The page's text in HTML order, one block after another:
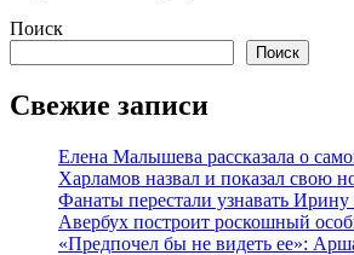
Поиск
Поиск
Свежие записи
Елена Малышева рассказала о
Харламов назвал и показал свою
Фанаты перестали узнавать Ирину
Авербух построит роскошный
«Предпочел бы не видеть ее»: